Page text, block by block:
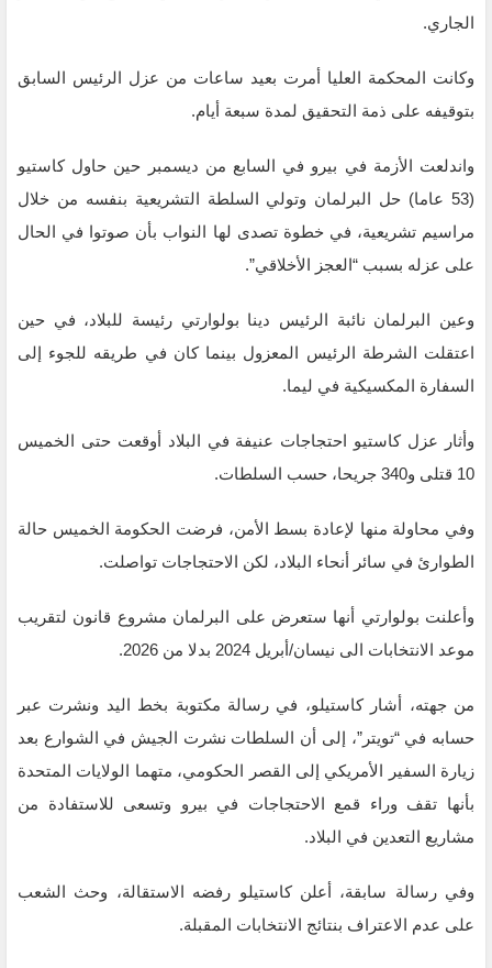
الجاري.
وكانت المحكمة العليا أمرت بعيد ساعات من عزل الرئيس السابق
بتوقيفه على ذمة التحقيق لمدة سبعة أيام.
واندلعت الأزمة في بيرو في السابع من ديسمبر حين حاول كاستيو
(53 عاما) حل البرلمان وتولي السلطة التشريعية بنفسه من خلال
مراسيم تشريعية، في خطوة تصدى لها النواب بأن صوتوا في الحال
على عزله بسبب “العجز الأخلاقي”.
وعين البرلمان نائبة الرئيس دينا بولوارتي رئيسة للبلاد، في حين
اعتقلت الشرطة الرئيس المعزول بينما كان في طريقه للجوء إلى
السفارة المكسيكية في ليما.
وأثار عزل كاستيو احتجاجات عنيفة في البلاد أوقعت حتى الخميس
10 قتلى و340 جريحا، حسب السلطات.
وفي محاولة منها لإعادة بسط الأمن، فرضت الحكومة الخميس حالة
الطوارئ في سائر أنحاء البلاد، لكن الاحتجاجات تواصلت.
وأعلنت بولوارتي أنها ستعرض على البرلمان مشروع قانون لتقريب
موعد الانتخابات الى نيسان/أبريل 2024 بدلا من 2026.
من جهته، أشار كاستيلو، في رسالة مكتوبة بخط اليد ونشرت عبر
حسابه في “تويتر”، إلى أن السلطات نشرت الجيش في الشوارع بعد
زيارة السفير الأمريكي إلى القصر الحكومي، متهما الولايات المتحدة
بأنها تقف وراء قمع الاحتجاجات في بيرو وتسعى للاستفادة من
مشاريع التعدين في البلاد.
وفي رسالة سابقة، أعلن كاستيلو رفضه الاستقالة، وحث الشعب
على عدم الاعتراف بنتائج الانتخابات المقبلة.